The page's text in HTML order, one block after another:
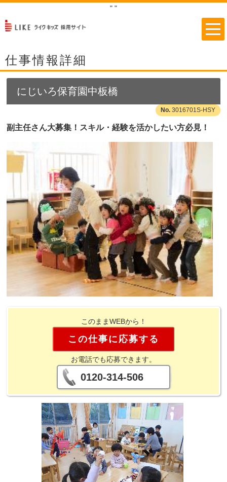
" "
仕事情報詳細
にじいろ保育園中板橋
3016701S-HSY
副主任さん大募集！スキル・経験を活かしたい方必見！
このままWEBから！
この仕事に応募する
お電話でも応募できます。
0120-314-506